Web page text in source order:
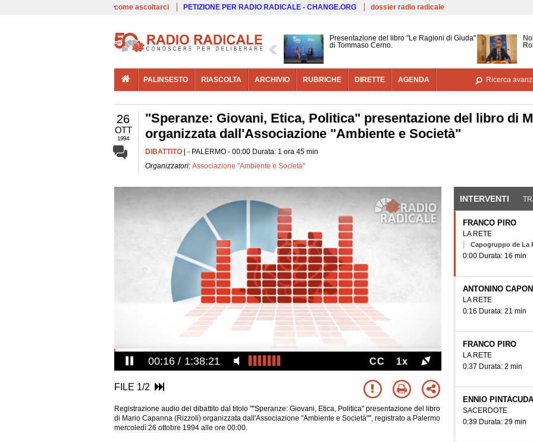
Salta al contenuto principale
come ascoltarci PETIZIONE PER RADIO RADICALE - CHANGE.ORG dossier radio radicale
Presentazione del libro "Le Ragioni di Giuda"
di Tommaso Cerno.
PALINSESTO RIASCOLTA ARCHIVIO RUBRICHE DIRETTE AGENDA Ricerca
26
OTT
1994
"Speranze: Giovani, Etica, Politica" presentazione del libro di
organizzata dall'Associazione "Ambiente e Società"
DIBATTITO | - PALERMO - 00:00 Durata: 1 ora 45 min
Organizzatori: Associazione "Ambiente e Società"
00:17 1:38:21 CC 1x
FILE 1/2
Registrazione audio del dibattito dal titolo ""Speranze: Giovani, Etica, Politica" presentazione del libro
di Mario Capanna (Rizzoli) organizzata dall'Associazione "Ambiente e Società"", registrato a Palermo
mercoledì 26 ottobre 1994 alle ore 00:00.
INTERVENTI
FRANCO PIRO
LA RETE
Capogruppo de La
0:00 Durata: 16 min
ANTONINO
LA RETE
0:16 Durata: 21 min
FRANCO PIRO
LA RETE
0:37 Durata: 2 min
ENNIO PINTACUDA
SACERDOTE
0:39 Durata: 29 min